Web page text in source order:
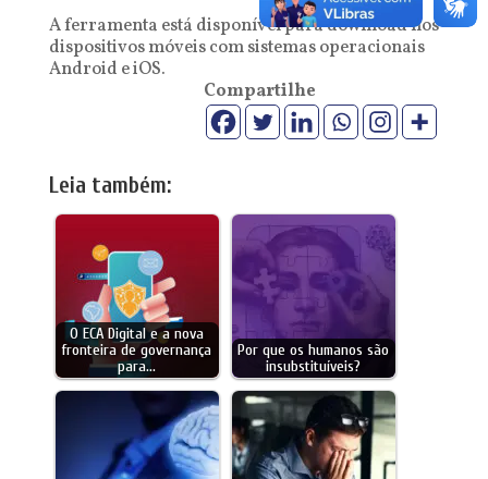
A ferramenta está disponível para download nos
dispositivos móveis com sistemas operacionais
Android e iOS.
Compartilhe
Leia também:
O ECA Digital e a nova
fronteira de governança
para…
Por que os humanos são
insubstituíveis?